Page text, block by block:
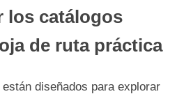
los catálogos
de ruta práctica
diseñados para explorar